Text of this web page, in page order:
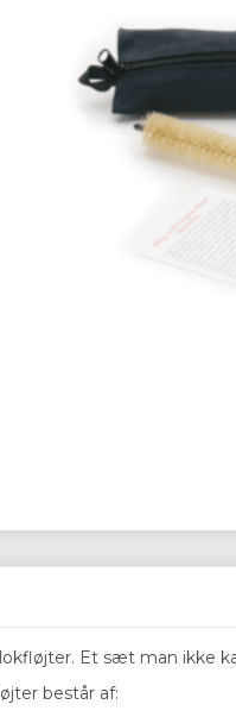
Et sæt man ikke
består af: